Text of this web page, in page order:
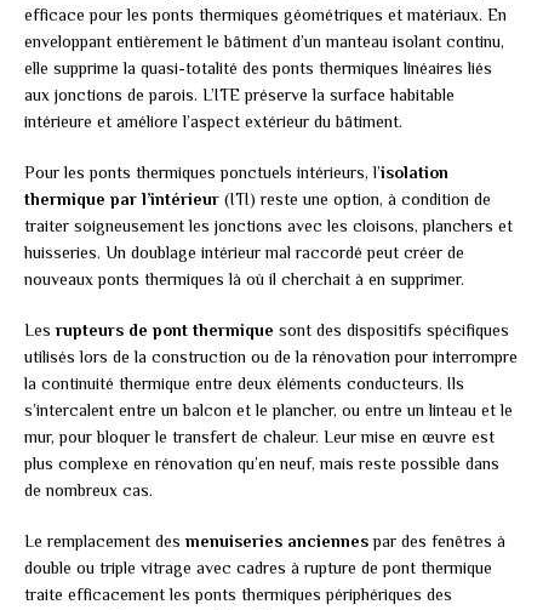
efficace pour les ponts thermiques géométriques et matériaux. En
enveloppant entièrement le bâtiment d’un manteau isolant continu,
elle supprime la quasi-totalité des ponts thermiques linéaires liés
aux jonctions de parois. L’ITE préserve la surface habitable
intérieure et améliore l’aspect extérieur du bâtiment.
Pour les ponts thermiques ponctuels intérieurs, l’isolation
thermique par l’intérieur (ITI) reste une option, à condition de
traiter soigneusement les jonctions avec les cloisons, planchers et
huisseries. Un doublage intérieur mal raccordé peut créer de
nouveaux ponts thermiques là où il cherchait à en supprimer.
Les rupteurs de pont thermique sont des dispositifs spécifiques
utilisés lors de la construction ou de la rénovation pour interrompre
la continuité thermique entre deux éléments conducteurs. Ils
s’intercalent entre un balcon et le plancher, ou entre un linteau et le
mur, pour bloquer le transfert de chaleur. Leur mise en œuvre est
plus complexe en rénovation qu’en neuf, mais reste possible dans
de nombreux cas.
Le remplacement des menuiseries anciennespar des fenêtres à
double ou triple vitrage avec cadres à rupture de pont thermique
traite efficacement les ponts thermiques périphériques des